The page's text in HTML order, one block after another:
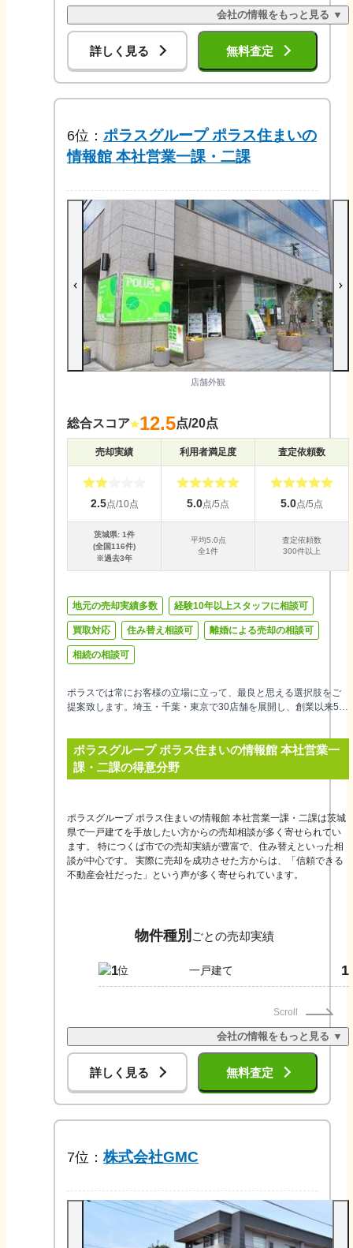
会社の情報をもっと見る ▼
詳しく見る 無料査定
6位： ポラスグループ ポラス住まいの
情報館 本社営業一課・二課
店舗外観
総合スコア 12.5点/20点
売却実績 利用者満足度 査定依頼数
2.5点/10点 5.0点/5点 5.0点/5点
茨城県: 1件
(全国116件)
※過去3年
平均5.0点
全1件
査定依頼数
300件以上
地元の売却実績多数 経験10年以上スタッフに相談可
買取対応 住み替え相談可 離婚による売却の相談可
相続の相談可
ポラスでは常にお客様の立場に立って、最良と思える選択肢をご
提案致します。埼玉・千葉・東京で30店舗を展開し、創業以来55
尽くしています。お住まいの事なら何でもお気軽にご相談くださ
い。
ポラスグループ ポラス住まいの情報館 本社営業一
課・二課の得意分野
ポラスグループ ポラス住まいの情報館 本社営業一課・二課は茨城
県で一戸建てを手放したい方からの売却相談が多く寄せられてい
ます。 特につくば市での売却実績が豊富で、住み替えといった相
談が中心です。 実際に売却を成功させた方からは、「信頼できる
不動産会社だった」という声が多く寄せられています。
物件種別 ごとの売却実績
1 一戸建て 1
Scroll
会社の情報をもっと見る ▼
詳しく見る 無料査定
7位：株式会社GMC